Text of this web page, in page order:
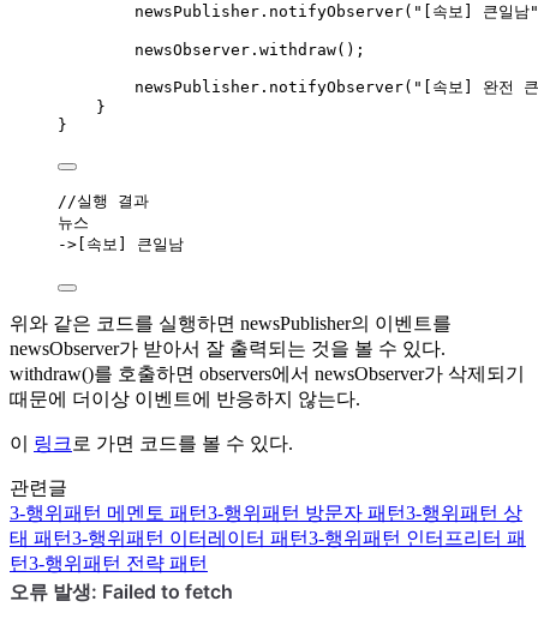
newsPublisher . notifyObserver( " [속보] 큰일남"
newsObserver . withdraw() ;
newsPublisher . notifyObserver( " [속보] 완전
}
}
//실행 결과
뉴스
-> [속보] 큰일남
위와 같은 코드를 실행하면 newsPublisher의 이벤트를
newsObserver가 받아서 잘 출력되는 것을 볼 수 있다.
withdraw()를 호출하면 observers에서 newsObserver가 삭제되기
때문에 더이상 이벤트에 반응하지 않는다.
이 링크 로 가면 코드를 볼 수 있다.
관련글
3-행위패턴 메멘토 패턴3-행위패턴 방문자 패턴3-행위패턴 상
태 패턴3-행위패턴 이터레이터 패턴3-행위패턴 인터프리터 패
턴3-행위패턴 전략 패턴